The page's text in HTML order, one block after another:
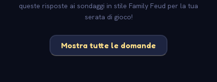
queste risposte ai sondaggi in stile Family Feud per la tua
serata di gioco!
Mostra tutte le domande